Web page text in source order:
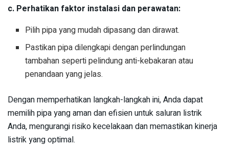
c. Perhatikan faktor instalasi dan perawatan:
Pilih pipa yang mudah dipasang dan dirawat.
Pastikan pipa dilengkapi dengan perlindungan
tambahan seperti pelindung anti-kebakaran atau
penandaan yang jelas.
Dengan memperhatikan langkah-langkah ini, Anda dapat
memilih pipa yang aman dan efisien untuk saluran listrik
Anda, mengurangi risiko kecelakaan dan memastikan kinerja
listrik yang optimal.